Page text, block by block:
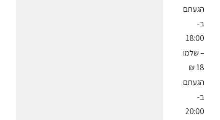
הגעתם
ב-
18:00
– שלמו
18 ₪
הגעתם
ב-
20:00